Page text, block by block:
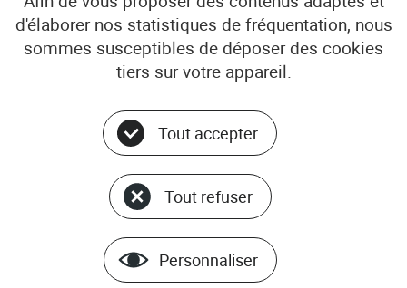
18, rue Jean Jaurès 29200 BREST
02 98 33 51 71
CONTACT
© ADEUPa
PLAN DU SITE
DONNÉES PERSONNELLES
GÉRER LES COOKIES
MENTIONS LÉGALES
d'élaborer nos statistiques de fréquentation, nous
sommes susceptibles de déposer des cookies
tiers sur votre appareil.
Tout accepter
Tout refuser
Personnaliser